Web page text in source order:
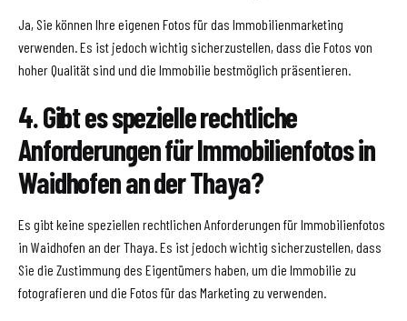
Ja, Sie können Ihre eigenen Fotos für das Immobilienmarketing
verwenden. Es ist jedoch wichtig sicherzustellen, dass die Fotos von
hoher Qualität sind und die Immobilie bestmöglich präsentieren.
4. Gibt es spezielle rechtliche
Anforderungen für Immobilienfotos in
Waidhofen an der Thaya?
Es gibt keine speziellen rechtlichen Anforderungen für Immobilienfotos
in Waidhofen an der Thaya. Es ist jedoch wichtig sicherzustellen, dass
Sie die Zustimmung des Eigentümers haben, um die Immobilie zu
fotografieren und die Fotos für das Marketing zu verwenden.